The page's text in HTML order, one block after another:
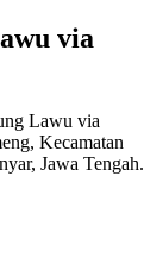
via
Lawu via
Kecamatan
Jawa Tengah.